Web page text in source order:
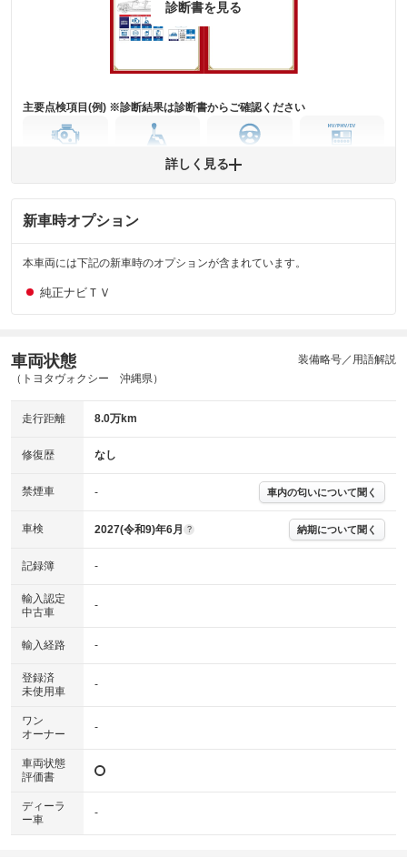
※実際にお渡しするコンディションチェックシートにつきましては、形式
および表示項目が異なる場合がございます。
す。車両情報等の詳細は各販売店へお問い合わせ下さい。
診断書を見る
主要点検項目(例) ※診断結果は診断書からご確認ください
ミッション
ステアリング
ABS エアーバッグ
※異常がある場合は主要点検項目が赤色になり、異常と表記されます。
※グー故障診断は保証サービスではございません。購入時は必ず現車をご
※グー故障診断書はあくまでも実施時点での診断結果となります。将来に
わたり車両状態を担保するものではありませんので、車両情報等の詳細は
詳しく見る
新車時オプション
本車両には下記の新車時のオプションが含まれています。
純正ナビＴＶ
車両状態
（トヨタヴォクシー 沖縄県）
装備略号／用語解説
走行距離 8.0万km
修復歴 なし
禁煙車 - 車内の匂いについて聞く
車検 2027(令和9)年6月 ? 納期について聞く
記録簿 -
輸入認定
中古車
-
輸入経路 -
登録済
未使用車
-
ワン
オーナー
-
車両状態
評価書
ディーラ
ー車
-